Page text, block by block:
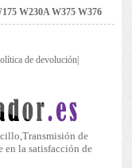
W230A W375 W376
de devolución
de
en la satisfacción de